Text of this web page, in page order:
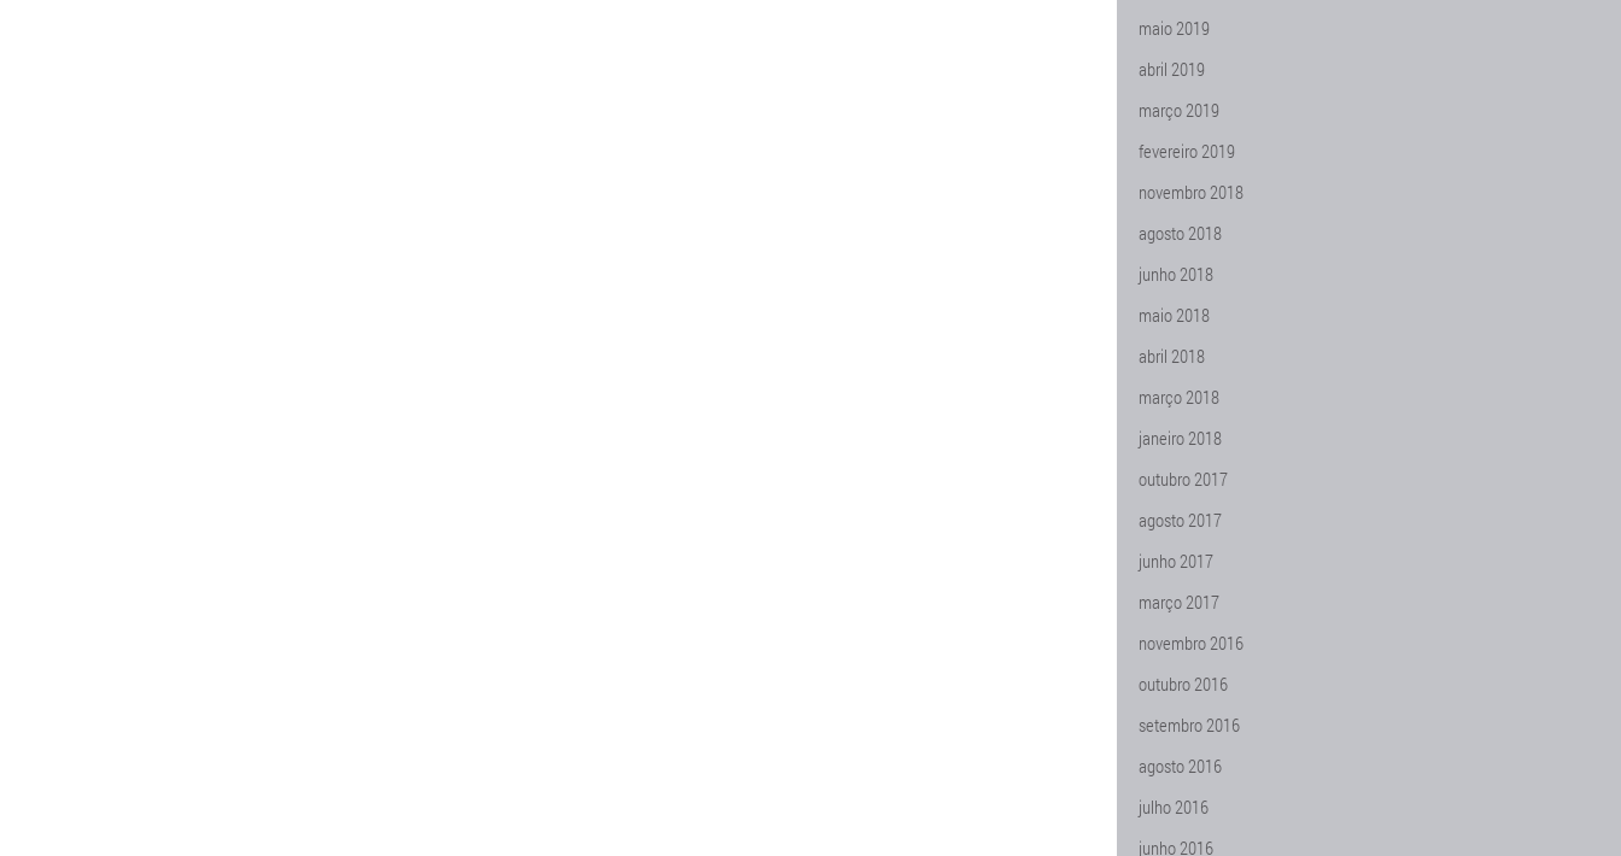
maio 2019
abril 2019
março 2019
fevereiro 2019
novembro 2018
agosto 2018
junho 2018
maio 2018
abril 2018
março 2018
janeiro 2018
outubro 2017
agosto 2017
junho 2017
março 2017
novembro 2016
outubro 2016
setembro 2016
agosto 2016
julho 2016
junho 2016